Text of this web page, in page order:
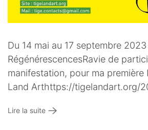
Du 14 mai au 17 septembre
RégénérescencesRavie de
manifestation, pour ma première
Land Arthttps://tigelandart.org/
Lire la suite